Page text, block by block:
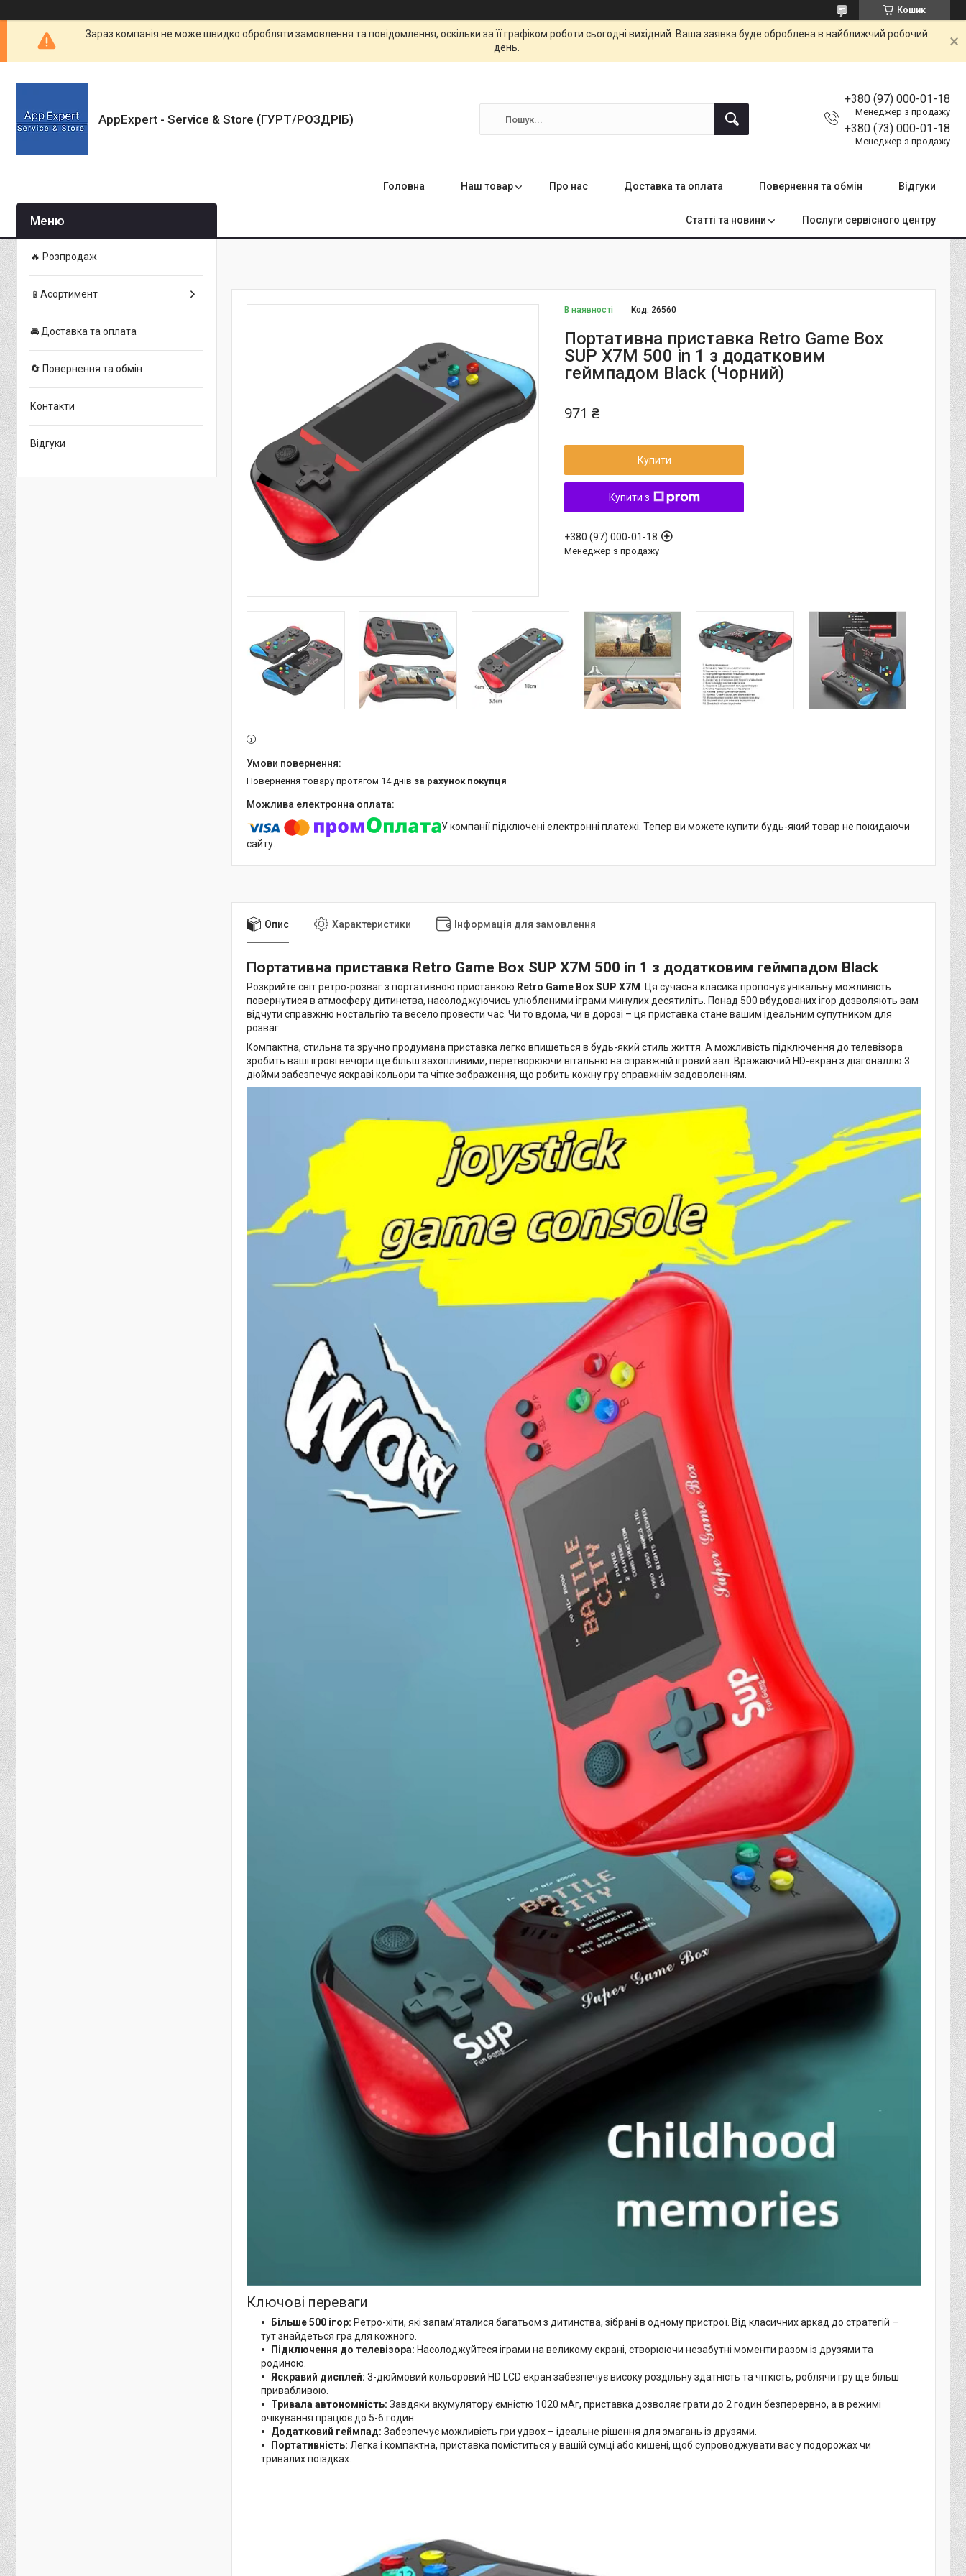
Кошик
Зараз компанія не може швидко обробляти замовлення та повідомлення, оскільки за її графіком роботи сьогодні вихідний. Ваша заявка буде оброблена в найближчий робочий
день.
AppExpert - Service & Store (ГУРТ/РОЗДРІБ)
+380 (97) 000-01-18
Менеджер з продажу
+380 (73) 000-01-18
Менеджер з продажу
Головна Наш товар Про нас Доставка та оплата Повернення та обмін Відгуки
Статті та новини Послуги сервісного центру
В наявності Код: 26560
Портативна приставка Retro Game Box
SUP X7M 500 in 1 з додатковим
геймпадом Black (Чорний)
971 ₴
Купити
Купити з
+380 (97) 000-01-18
Менеджер з продажу
повернення товару протягом 14 днів за рахунок покупця
У компанії підключені електронні платежі. Тепер ви можете купити будь-який товар не покидаючи
сайту.
Опис Характеристики Інформація для замовлення
Портативна приставка Retro Game Box SUP X7M 500 in 1 з додатковим геймпадом Black
Розкрийте світ ретро-розваг з портативною приставкою Retro Game Box SUP X7M
. Ця сучасна класика пропонує унікальну можливість
повернутися в атмосферу дитинства, насолоджуючись улюбленими іграми минулих десятиліть. Понад 500 вбудованих ігор дозволяють вам
відчути справжню ностальгію та весело провести час. Чи то вдома, чи в дорозі – ця приставка стане вашим ідеальним супутником для
розваг.
Компактна, стильна та зручно продумана приставка легко впишеться в будь-який стиль життя. А можливість підключення до телевізора
зробить ваші ігрові вечори ще більш захопливими, перетворюючи вітальню на справжній ігровий зал. Вражаючий HD-екран з діагоналлю 3
дюйми забезпечує яскраві кольори та чітке зображення, що робить кожну гру справжнім задоволенням.
Ключові переваги
Більше 500 ігор: Ретро-хіти, які запам’яталися багатьом з дитинства, зібрані в одному пристрої. Від класичних аркад до стратегій –
тут знайдеться гра для кожного.
Підключення до телевізора: Насолоджуйтеся іграми на великому екрані, створюючи незабутні моменти разом із друзями та
родиною.
Яскравий дисплей: 3-дюймовий кольоровий HD LCD екран забезпечує високу роздільну здатність та чіткість, роблячи гру ще більш
привабливою.
Тривала автономність: Завдяки акумулятору ємністю 1020 мАг, приставка дозволяє грати до 2 годин безперервно, а в режимі
очікування працює до 5-6 годин.
Додатковий геймпад: Забезпечує можливість гри удвох – ідеальне рішення для змагань із друзями.
Портативність: Легка і компактна, приставка поміститься у вашій сумці або кишені, щоб супроводжувати вас у подорожах чи
тривалих поїздках.
🔥 Розпродаж
📱Асортимент
🚘 Доставка та оплата
🔄 Повернення та обмін
Контакти
Відгуки